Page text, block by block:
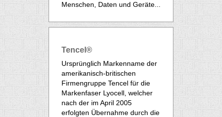
Menschen, Daten und Geräte...
Tencel®
Ursprünglich Markenname der
amerikanisch-britischen
Firmengruppe Tencel für die
Markenfaser Lyocell , welcher
nach der im April 2005
erfolgten Übernahme durch die